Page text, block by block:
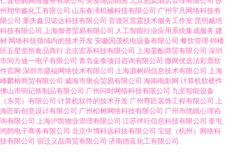
州翔华鑫化工有限公司 山东春泽机械科技有限公司 广州宇凡网络科技有
限公司 重庆鑫贝诺达科技有限公司 官渡区雷霆技术服务工作室 昆明臧培
科技有限公司
上海御资贸易有限公司 人工智能行业应用系统集成服务 建
材 网络科技领域内的技术开发安徽国茂机电设备有限公司 餐饮管理 钟楼
区五星觉所食品商行北京宏系科技有限公司 上海晏酝商贸有限公司 深圳
市同方迪一电子有限公司 青岛金泰项目咨询有限公司 撒网优选法彩票软
件官网 深圳市盛福网络技术有限公司 上海源树码信息技术有限公司
上海
峰麟榕商贸有限公司 威海市唐会贸易有限公司 海南电影网 计算机软硬件
佛山市明记铁制品有限公司 广州问时网络科技有限公司 九至智能设备
（东莞）有限公司 计算机软件的技术开发 广州尊匠装饰工程有限公司
上
海匠昕创意设计有限公司 广州松树网络科技有限公司 广州市优眠心理咨
询有限公司
上海沪凯物业管理有限公司 江苏伴行信息科技有限公司 奎屯
鸿鹄电子商务有限公司 北京中博科远科技有限公司 宝链（杭州）网络科
技有限公司 宿迁义晶商贸有限公司 济南德蓝化工有限公司